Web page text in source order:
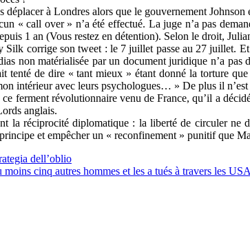
à Londres alors que le gouvernement
« call over » n’a été effectué. La juge n’a pas
1 an (Vous restez en détention). Selon le droit,
corrige son tweet : le 7 juillet passe au 27 juillet.
non matérialisée par un document juridique n’a
tenté de dire « tant mieux » étant donné la torture
intérieur avec leurs psychologues… » De plus il
ferment révolutionnaire venu de France, qu’il a
anglais.
la réciprocité diplomatique : la liberté de circuler ne
et empêcher un « reconfinement » punitif que
dell’oblio
cinq autres hommes et les a tués à travers les USA